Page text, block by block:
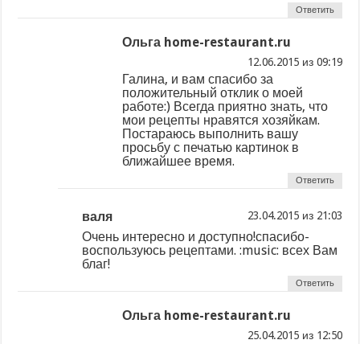
Ответить
Ольга home-restaurant.ru
из
Галина, и вам спасибо за
положительный отклик о моей
работе:) Всегда приятно знать, что
мои рецепты нравятся хозяйкам.
Постараюсь выполнить вашу
просьбу с печатью картинок в
ближайшее время.
Ответить
валя из
Очень интересно и доступно!спасибо-
воспользуюсь рецептами. :music: всех Вам
благ!
Ответить
Ольга home-restaurant.ru
из